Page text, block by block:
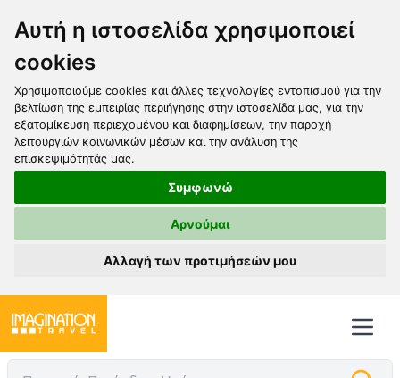
Αυτή η ιστοσελίδα χρησιμοποιεί
cookies
Χρησιμοποιούμε cookies και άλλες τεχνολογίες εντοπισμού για την
βελτίωση της εμπειρίας περιήγησης στην ιστοσελίδα μας, για την
εξατομίκευση περιεχομένου και διαφημίσεων, την παροχή
λειτουργιών κοινωνικών μέσων και την ανάλυση της
επισκεψιμότητάς μας.
Συμφωνώ
Αρνούμαι
Αλλαγή των προτιμήσεών μου